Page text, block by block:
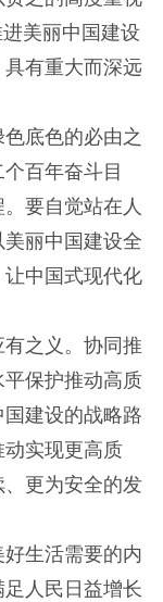
美丽中国建设
有重大而深远
底色的必由之
百年奋斗目
要自觉站在人
丽中国建设全
中国式现代化
之义。协同推
保护推动高质
建设的战略路
实现更高质
更为安全的发
生活需要的内
人民日益增长